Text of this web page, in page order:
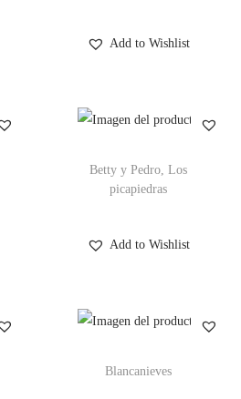
Add to Wishlist
Betty y Pedro, Los
picapiedras
Add to Wishlist
Blancanieves